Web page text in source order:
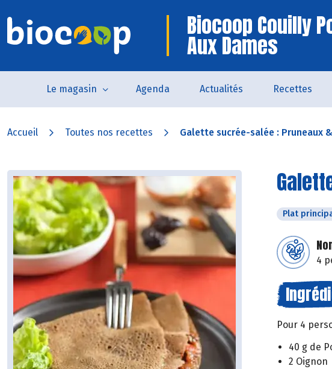
Biocoop Couilly
Aux Dames
Le magasin Agenda Actualités Recettes
Accueil Toutes nos recettes Galette sucrée-salée : Pruneaux
Plat
4
Pour 4
40 g de
2 Oignon